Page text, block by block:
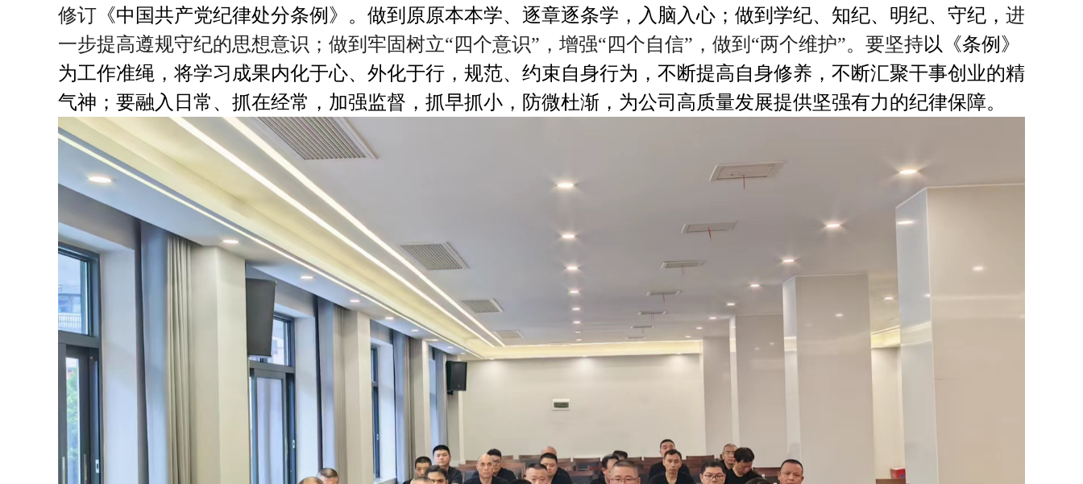
修订 《中国共产党纪律处分条例》。做到原原本本学、逐章逐条学，入脑入心；做到学纪、知纪、明纪、守纪， 进
一步提高遵规守纪的思想意识；做到牢固树立“四个意识” ，增强“四个自信” ，做到 “两个维护”。要坚持以《条例》
为工作准绳，将学习成果内化于心、外化于行，规范、约束自身行为，不断提高自身修养，不断汇聚干事创业的精
气神；要融入日常、抓在经常，加强监督，抓早抓小，防微杜渐，为公司高质量发展提供坚强有力的纪律保障。